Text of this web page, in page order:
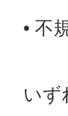
• 不
いず